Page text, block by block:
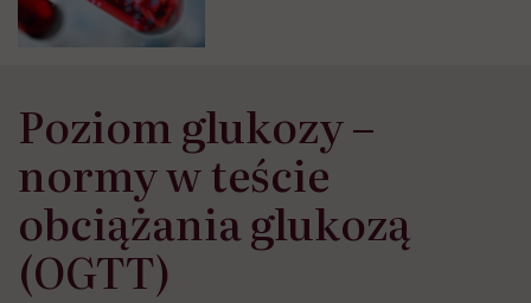
Poziom glukozy –
normy w teście
obciążania glukozą
(OGTT)